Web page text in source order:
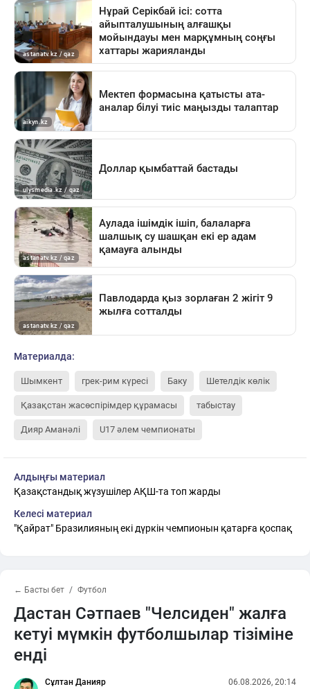
Материалда:
Шымкент грек-рим күресі Баку Шетелдік көлік
Қазақстан жасөспірімдер құрамасы табыстау
Дияр Аманәлі U17 әлем чемпионаты
Алдыңғы материал
Қазақстандық жүзушілер АҚШ-та топ жарды
Келесі материал
"Қайрат" Бразилияның екі дүркін чемпионын қатарға қоспақ
← Басты бет Футбол
Дастан Сәтпаев "Челсиден" жалға
кетуі мүмкін футболшылар тізіміне
енді
Сұлтан Данияр
06.08.2026, 20:14